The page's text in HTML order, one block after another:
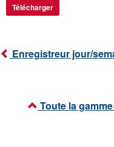
Télécharger
Enregistreur jour/
Toute la